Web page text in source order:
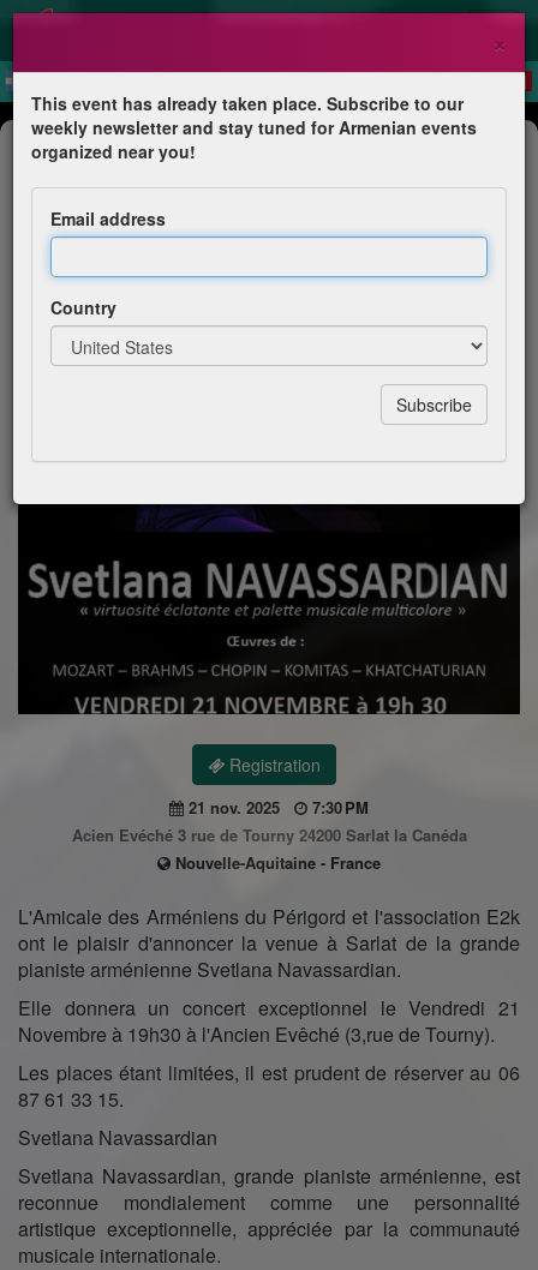
Anniversary
Concert Svetlana Navasardyan à
Sarlat
Registration
21 nov. 2025
7:30 PM
Acien Evéché 3 rue de Tourny 24200 Sarlat la Canéda
Nouvelle-Aquitaine - France
L'Amicale des Arméniens du Périgord et l'association E2k
ont le plaisir d'annoncer la venue à Sarlat de la grande
pianiste arménienne Svetlana Navassardian.
Elle donnera un concert exceptionnel le Vendredi 21
Novembre à 19h30 à l'Ancien Evêché (3,rue de Tourny).
Les places étant limitées, il est prudent de réserver au 06
87 61 33 15.
Svetlana Navassardian
Svetlana Navassardian, grande pianiste arménienne, est
reconnue mondialement comme une personnalité
artistique exceptionnelle, appréciée par la communauté
musicale internationale.
×
This event has already taken place. Subscribe to our
weekly newsletter and stay tuned for Armenian events
organized near you!
Email address
Country